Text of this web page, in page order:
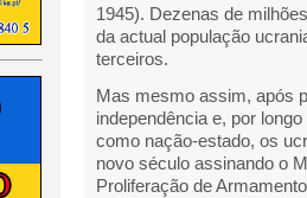
1945). Dezenas de
da actual população
terceiros.
Mas mesmo assim, após
independência e, por
como nação-estado, os
novo século assinando o
Proliferação de